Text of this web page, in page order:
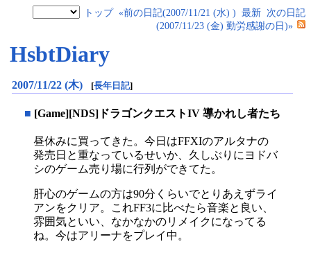
トップ «前の日記(2007/11/21 (水) ) 最新 次の日記
(2007/11/23 (金) 勤労感謝の日)»
HsbtDiary
2007/11/22 (木) [長年日記]
■ [Game][NDS]ドラゴンクエストIV 導かれし者たち
昼休みに買ってきた。今日はFFXIのアルタナの
発売日と重なっているせいか、久しぶりにヨドバ
シのゲーム売り場に行列ができてた。
肝心のゲームの方は90分くらいでとりあえずライ
アンをクリア。これFF3に比べたら音楽と良い、
雰囲気といい、なかなかのリメイクになってる
ね。今はアリーナをプレイ中。